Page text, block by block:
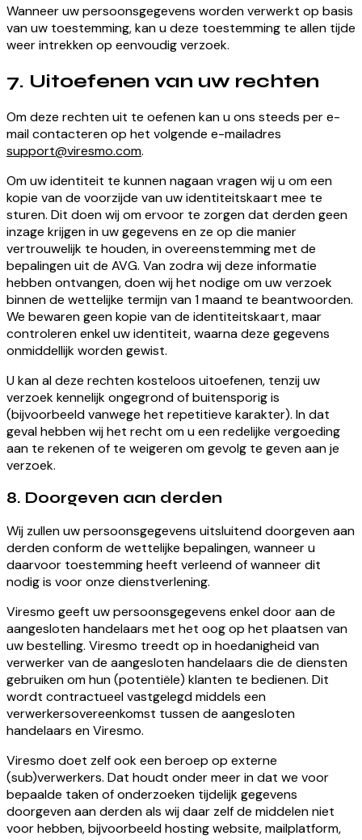
Wanneer uw persoonsgegevens worden verwerkt op basis
van uw toestemming, kan u deze toestemming te allen tijde
weer intrekken op eenvoudig verzoek.
7. Uitoefenen van uw rechten
Om deze rechten uit te oefenen kan u ons steeds per e-
mail contacteren op het volgende e-mailadres
support@viresmo.com.
Om uw identiteit te kunnen nagaan vragen wij u om een
kopie van de voorzijde van uw identiteitskaart mee te
sturen. Dit doen wij om ervoor te zorgen dat derden geen
inzage krijgen in uw gegevens en ze op die manier
vertrouwelijk te houden, in overeenstemming met de
bepalingen uit de AVG. Van zodra wij deze informatie
hebben ontvangen, doen wij het nodige om uw verzoek
binnen de wettelijke termijn van 1 maand te beantwoorden.
We bewaren geen kopie van de identiteitskaart, maar
controleren enkel uw identiteit, waarna deze gegevens
onmiddellijk worden gewist.
U kan al deze rechten kosteloos uitoefenen, tenzij uw
verzoek kennelijk ongegrond of buitensporig is
(bijvoorbeeld vanwege het repetitieve karakter). In dat
geval hebben wij het recht om u een redelijke vergoeding
aan te rekenen of te weigeren om gevolg te geven aan je
verzoek.
8. Doorgeven aan derden
Wij zullen uw persoonsgegevens uitsluitend doorgeven aan
derden conform de wettelijke bepalingen, wanneer u
daarvoor toestemming heeft verleend of wanneer dit
nodig is voor onze dienstverlening.
Viresmo geeft uw persoonsgegevens enkel door aan de
aangesloten handelaars met het oog op het plaatsen van
uw bestelling. Viresmo treedt op in hoedanigheid van
verwerker van de aangesloten handelaars die de diensten
gebruiken om hun (potentiële) klanten te bedienen. Dit
wordt contractueel vastgelegd middels een
verwerkersovereenkomst tussen de aangesloten
handelaars en Viresmo.
Viresmo doet zelf ook een beroep op externe
(sub)verwerkers. Dat houdt onder meer in dat we voor
bepaalde taken of onderzoeken tijdelijk gegevens
doorgeven aan derden als wij daar zelf de middelen niet
voor hebben, bijvoorbeeld hosting website, mailplatform,